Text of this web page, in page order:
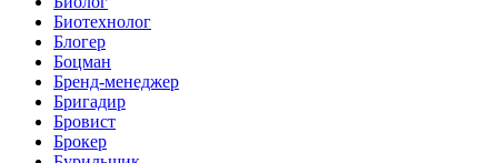
Биотехнолог
Блогер
Боцман
Бренд-менеджер
Бригадир
Бровист
Брокер